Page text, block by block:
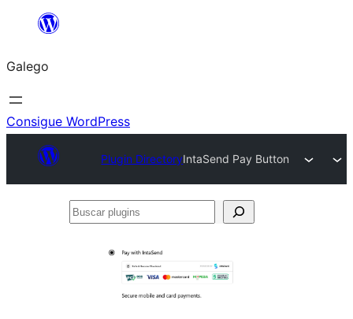
Saltar
contido
Galego
Consigue WordPress
Plugin DirectoryIntaSend Pay Button
Buscar